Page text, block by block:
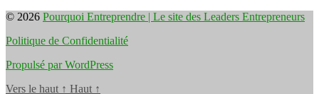
© 2026 Pourquoi Entreprendre | Le site des Leaders Entrepreneurs
Politique de Confidentialité
Propulsé par WordPress
Vers le haut ↑ Haut ↑